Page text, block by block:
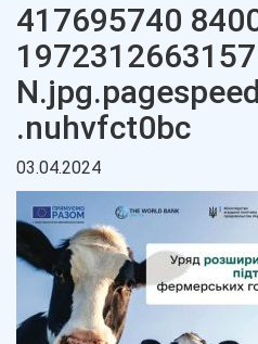
417695740
.nuhvfct0bc
03.04.2024